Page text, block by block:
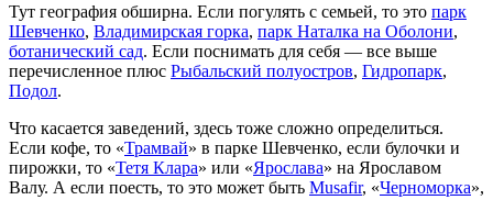
Тут география обширна. Если погулять с семьей, то это парк
Шевченко, Владимирская горка, парк Наталка на Оболони,
ботанический сад. Если поснимать для себя — все выше
перечисленное плюс Рыбальский полуостров, Гидропарк,
Подол.
Что касается заведений, здесь тоже сложно определиться.
Если кофе, то «Трамвай» в парке Шевченко, если булочки и
пирожки, то «Тетя Клара» или «Ярослава» на Ярославом
Валу. А если поесть, то это может быть Musafir, «Черноморка»,